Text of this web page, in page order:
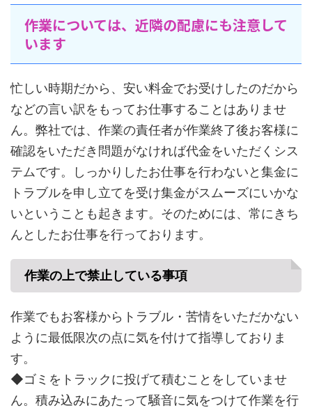
作業については、近隣の配慮にも注意して
います
忙しい時期だから、安い料金でお受けしたのだから
などの言い訳をもってお仕事することはありませ
ん。弊社では、作業の責任者が作業終了後お客様に
確認をいただき問題がなければ代金をいただくシス
テムです。しっかりしたお仕事を行わないと集金に
トラブルを申し立てを受け集金がスムーズにいかな
いということも起きます。そのためには、常にきち
んとしたお仕事を行っております。
作業の上で禁止している事項
作業でもお客様からトラブル・苦情をいただかない
ように最低限次の点に気を付けて指導しておりま
す。
◆ゴミをトラックに投げて積むことをしていませ
ん。積み込みにあたって騒音に気をつけて作業を行